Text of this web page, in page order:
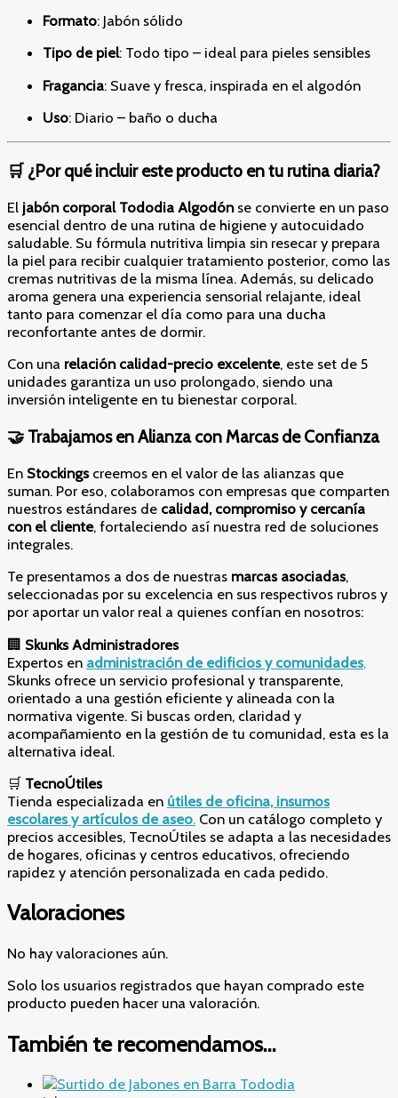
Formato: Jabón sólido
Tipo de piel: Todo tipo – ideal para pieles sensibles
Fragancia: Suave y fresca, inspirada en el algodón
Uso: Diario – baño o ducha
🛒 ¿Por qué incluir este producto en tu rutina diaria?
El jabón corporal Tododia Algodónse convierte en un paso
esencial dentro de una rutina de higiene y autocuidado
saludable. Su fórmula nutritiva limpia sin resecar y prepara
la piel para recibir cualquier tratamiento posterior, como las
cremas nutritivas de la misma línea. Además, su delicado
aroma genera una experiencia sensorial relajante, ideal
tanto para comenzar el día como para una ducha
reconfortante antes de dormir.
Con una relación calidad-precio excelente, este set de 5
unidades garantiza un uso prolongado, siendo una
inversión inteligente en tu bienestar corporal.
🤝 Trabajamos en Alianza con Marcas de Confianza
En Stockingscreemos en el valor de las alianzas que
suman. Por eso, colaboramos con empresas que comparten
nuestros estándares de calidad, compromiso y cercanía
con el cliente, fortaleciendo así nuestra red de soluciones
integrales.
Te presentamos a dos de nuestras marcas asociadas,
seleccionadas por su excelencia en sus respectivos rubros y
por aportar un valor real a quienes confían en nosotros:
🏢 Skunks Administradores
Expertos en administración de edificios y comunidades,
Skunks ofrece un servicio profesional y transparente,
orientado a una gestión eficiente y alineada con la
normativa vigente. Si buscas orden, claridad y
acompañamiento en la gestión de tu comunidad, esta es la
alternativa ideal.
🛒 TecnoÚtiles
Tienda especializada en útiles de oficina, insumos
escolares y artículos de aseo. Con un catálogo completo y
precios accesibles, TecnoÚtiles se adapta a las necesidades
de hogares, oficinas y centros educativos, ofreciendo
rapidez y atención personalizada en cada pedido.
Valoraciones
No hay valoraciones aún.
Solo los usuarios registrados que hayan comprado este
producto pueden hacer una valoración.
También te recomendamos…